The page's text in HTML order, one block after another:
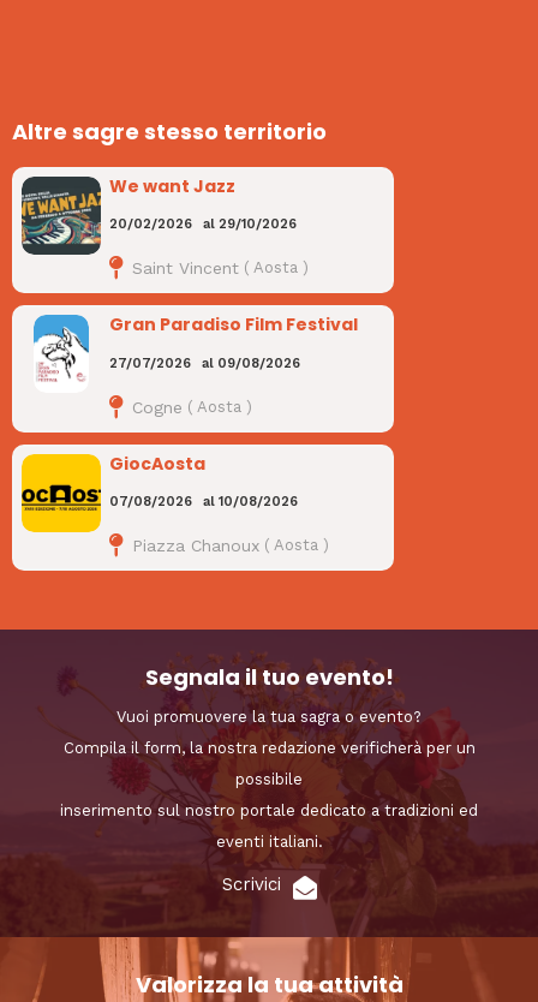
Altre sagre stesso territorio
We want Jazz
20/02/2026 al 29/10/2026
Saint Vincent (Aosta )
Gran Paradiso Film Festival
27/07/2026 al 09/08/2026
Cogne ( Aosta )
GiocAosta
07/08/2026 al10/08/2026
Piazza Chanoux (Aosta )
Segnala il tuo evento!
Vuoi promuovere la tua sagra o evento?
Compila il form, la nostra redazione verificherà per un
possibile
inserimento sul nostro portale dedicato a tradizioni ed
eventi italiani.
Scrivici
Valorizza la tua attività